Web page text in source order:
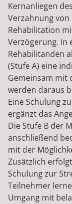
Kernanliegen
Verzahnung
Rehabilitation
Verzögerung. In
Rehabilitanden
(Stufe A) eine
Gemeinsam mit
werden daraus
Eine Schulung
ergänzt das
Die Stufe B der
anschließend
mit der
Zusätzlich
Schulung zur
Teilnehmer
Umgang mit